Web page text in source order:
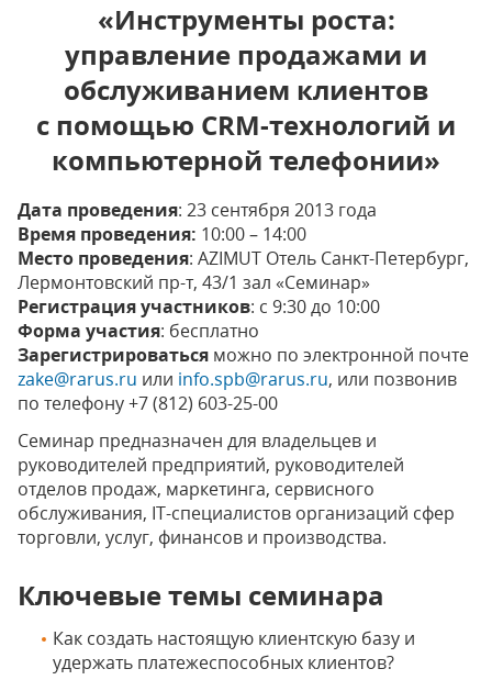
«Инструменты роста:
управление продажами и
обслуживанием клиентов
с помощью CRM-технологий и
компьютерной телефонии»
Дата проведения: 23 сентября 2013 года
Время проведения: 10:00 – 14:00
Место проведения: AZIMUT Отель Санкт-Петербург,
Лермонтовский пр-т, 43/1 зал «Семинар»
Регистрация участников: с 9:30 до 10:00
Форма участия: бесплатно
Зарегистрироваться можно по электронной почте
zake@rarus.ru или info.spb@rarus.ru, или позвонив
по телефону +7 (812) 603-25-00
Семинар предназначен для владельцев и
руководителей предприятий, руководителей
отделов продаж, маркетинга, сервисного
обслуживания, IT-специалистов организаций сфер
торговли, услуг, финансов и производства.
Ключевые темы семинара
Как создать настоящую клиентскую базу и
удержать платежеспособных клиентов?